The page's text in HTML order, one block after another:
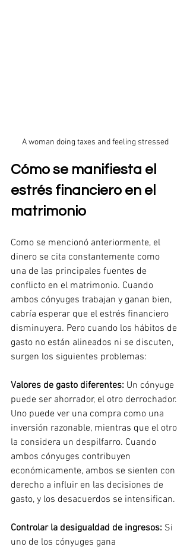
A woman doing taxes and feeling stressed
Cómo se manifiesta el
estrés financiero en el
matrimonio
Como se mencionó anteriormente, el
dinero se cita constantemente como
una de las principales fuentes de
conflicto en el matrimonio. Cuando
ambos cónyuges trabajan y ganan bien,
cabría esperar que el estrés financiero
disminuyera. Pero cuando los hábitos de
gasto no están alineados ni se discuten,
surgen los siguientes problemas:
Valores de gasto diferentes: Un cónyuge
puede ser ahorrador, el otro derrochador.
Uno puede ver una compra como una
inversión razonable, mientras que el otro
la considera un despilfarro. Cuando
ambos cónyuges contribuyen
económicamente, ambos se sienten con
derecho a influir en las decisiones de
gasto, y los desacuerdos se intensifican.
Controlar la desigualdad de ingresos: Si
uno de los cónyuges gana